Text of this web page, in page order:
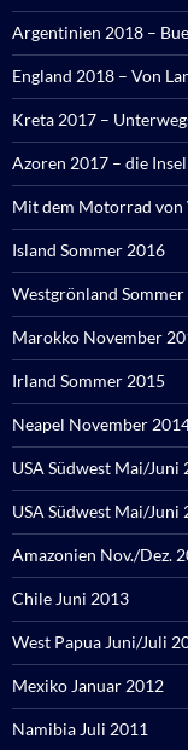
Argentinien 2018 –
England 2018 – Von
Kreta 2017 –
Azoren 2017 – die
Mit dem Motorrad von
Island Sommer 2016
Westgrönland
Marokko November
Irland Sommer 2015
Neapel November
USA Südwest Mai/Juni
USA Südwest Mai/
Amazonien Nov./Dez.
Chile Juni 2013
West Papua Juni/Juli
Mexiko Januar 2012
Namibia Juli 2011